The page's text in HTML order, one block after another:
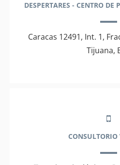
DESPERTARES - CENTRO
Caracas 12491, Int. 1,
Tijuana,